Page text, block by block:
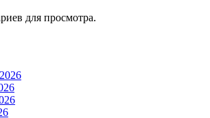
для просмотра.